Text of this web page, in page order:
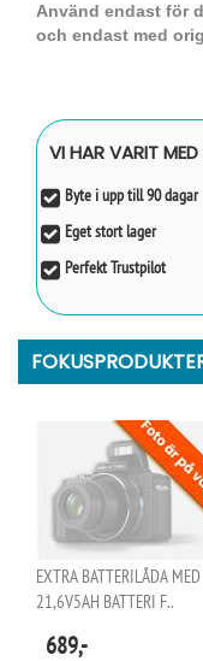
Använd endast för
och endast med
VI HAR VARIT
Byte i upp till 90 dagar
Eget stort lager
Perfekt Trustpilot
EXTRA BATTERILÅDA MED
21,6V5AH BATTERI F..
689,-